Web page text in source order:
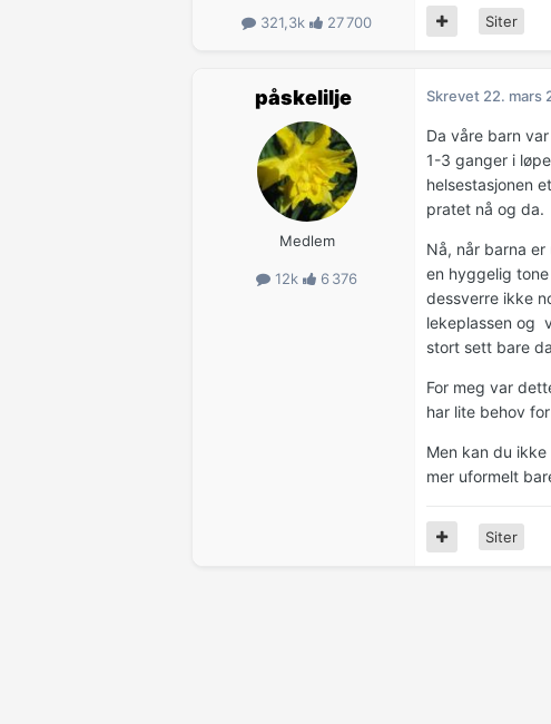
321,3k 27 700 Siter
påskelilje
Medlem
12k 6 376
Skrevet 22. mars
Da våre barn
1-3 ganger i
helsestasjonen
pratet nå og da.
Nå, når barna
en hyggelig
dessverre ikke
lekeplassen og
stort sett bare
For meg var
har lite behov
Men kan du
mer uformelt
Siter